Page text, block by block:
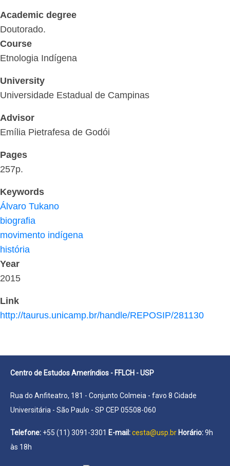
Academic degree
Doutorado.
Course
Etnologia Indígena
University
Universidade Estadual de Campinas
Advisor
Emília Pietrafesa de Godói
Pages
257p.
Keywords
Álvaro Tukano
biografia
movimento indígena
história
Year
2015
Link
http://taurus.unicamp.br/handle/REPOSIP/281130
Centro de Estudos Ameríndios - FFLCH - USP
Rua do Anfiteatro, 181 - Conjunto Colmeia - favo 8 Cidade
Universitária - São Paulo - SP CEP 05508-060
Telefone: +55 (11) 3091-3301 E-mail:cesta@usp.br Horário:9h
às 18h